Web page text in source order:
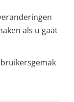
als u gaat